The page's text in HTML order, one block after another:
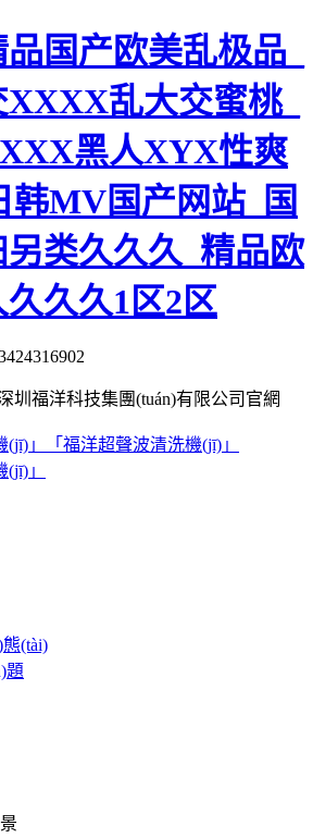
国产欧美乱极品_
乱大交蜜桃_
黑人XYX性爽
韩MV国产网站_国
类久久久_精品欧
久久1区2区
圳福洋科技集團(tuán)有限公司官網
「福洋超聲波清洗機(jī)」
(tài)
題